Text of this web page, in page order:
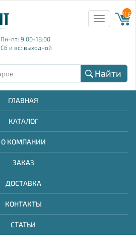
Пн-пт: 9:00-18:00
Сб и вс: выходной
Toggle
navigation
{{
Найти
ГЛАВНАЯ
КАТАЛОГ
О КОМПАНИИ
ЗАКАЗ
ДОСТАВКА
КОНТАКТЫ
СТАТЬИ